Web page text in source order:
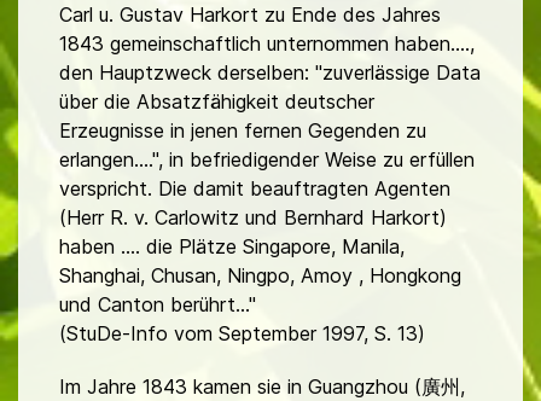
Carl u. Gustav Harkort zu Ende des Jahres
1843 gemeinschaftlich unternommen haben....,
den Hauptzweck derselben: "zuverlässige Data
über die Absatzfähigkeit deutscher
Erzeugnisse in jenen fernen Gegenden zu
erlangen....", in befriedigender Weise zu erfüllen
verspricht. Die damit beauftragten Agenten
(Herr R. v. Carlowitz und Bernhard Harkort)
haben .... die Plätze Singapore, Manila,
Shanghai, Chusan, Ningpo, Amoy , Hongkong
und Canton berührt..."
(StuDe-Info vom September 1997, S. 13)
Im Jahre 1843 kamen sie in Guangzhou (廣州,